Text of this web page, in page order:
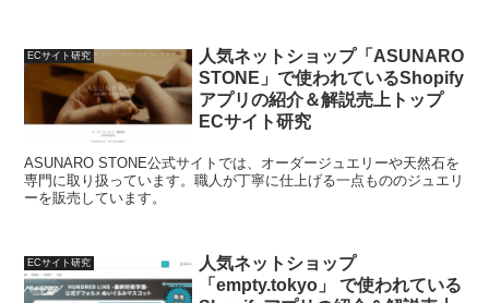
ECサイト研究
人気ネットショップ「ASUNARO
STONE」で使われているShopify
アプリの紹介＆解説売上トップ
ECサイト研究
ASUNARO STONE公式サイトでは、オーダージュエリーや天然石を
専門に取り扱っています。職人が丁寧に仕上げる一点もののジュエリ
ーを販売しています。
ECサイト研究
人気ネットショップ
「empty.tokyo」 で使われている